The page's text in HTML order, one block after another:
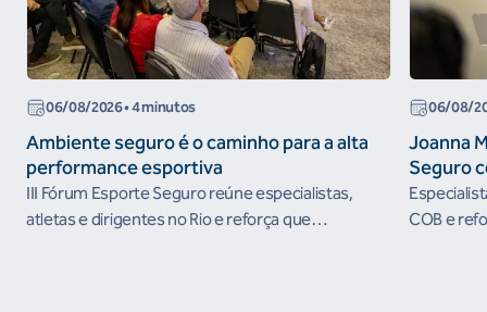
06/08/2026• 4 minutos
Ambiente seguro é o caminho para a alta
performance esportiva
III Fórum Esporte Seguro reúne especialistas,
atletas e dirigentes no Rio e reforça que
06/08/
Joanna
Seguro
COB e